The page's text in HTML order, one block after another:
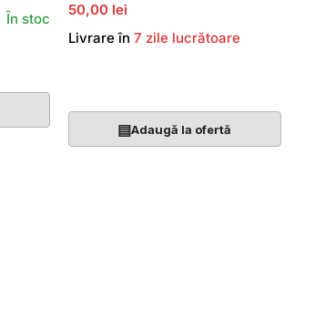
În stoc
50,00 lei
Livrare în 7 zile lucrătoare
▤Adaugă la ofertă